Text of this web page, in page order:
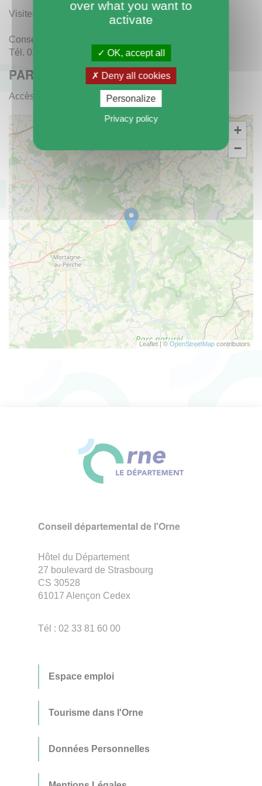
Visites guidées uniquement.
Conservatoire d’espaces naturels de Normandie
Tél. 02 31 53 01 05
PARKING
Accès Feings
+
−
Leaflet | ©OpenStreetMap contributors
Conseil départemental de l'Orne
Hôtel du Département
27 boulevard de Strasbourg
CS 30528
61017 Alençon Cedex
Tél : 02 33 81 60 00
Espace emploi
Tourisme dans l'Orne
Données Personnelles
over what you want to
activate
OK, accept all
Deny all cookies
Personalize
Privacy policy